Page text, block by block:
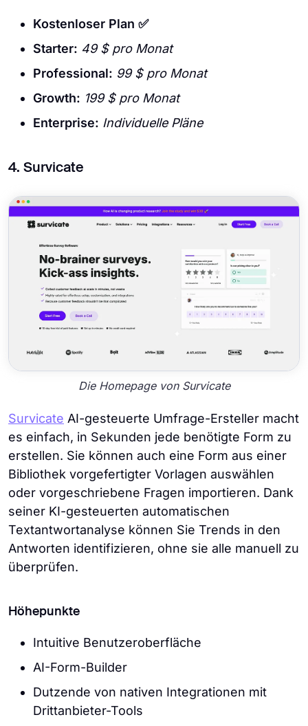
Kostenloser Plan ✅
Starter: 49 $ pro Monat
Professional: 99 $ pro Monat
Growth: 199 $ pro Monat
Enterprise: Individuelle Pläne
4. Survicate
Die Homepage von Survicate
Survicate AI-gesteuerte Umfrage-Ersteller macht
es einfach, in Sekunden jede benötigte Form zu
erstellen. Sie können auch eine Form aus einer
Bibliothek vorgefertigter Vorlagen auswählen
oder vorgeschriebene Fragen importieren. Dank
seiner KI-gesteuerten automatischen
Textantwortanalyse können Sie Trends in den
Antworten identifizieren, ohne sie alle manuell zu
überprüfen.
Höhepunkte
Intuitive Benutzeroberfläche
AI-Form-Builder
Dutzende von nativen Integrationen mit
Drittanbieter-Tools